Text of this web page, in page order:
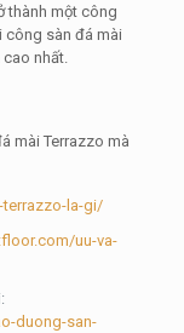
thành một công
công sàn đá mài
nhất.
mài Terrazzo mà
la-gi/
uu-va-
duong-san-